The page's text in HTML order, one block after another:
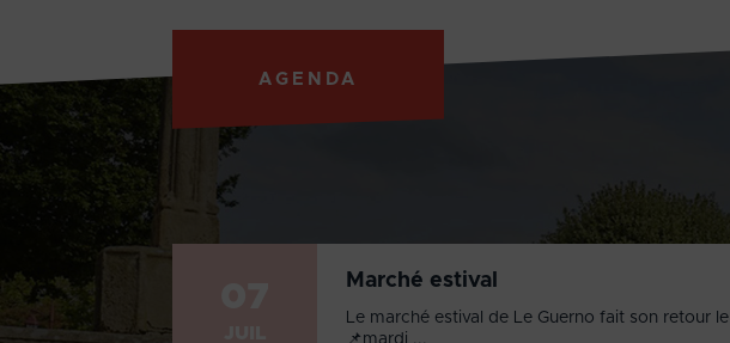
AGENDA
Marché estival
Le marché estival de Le Guerno fait son retour le